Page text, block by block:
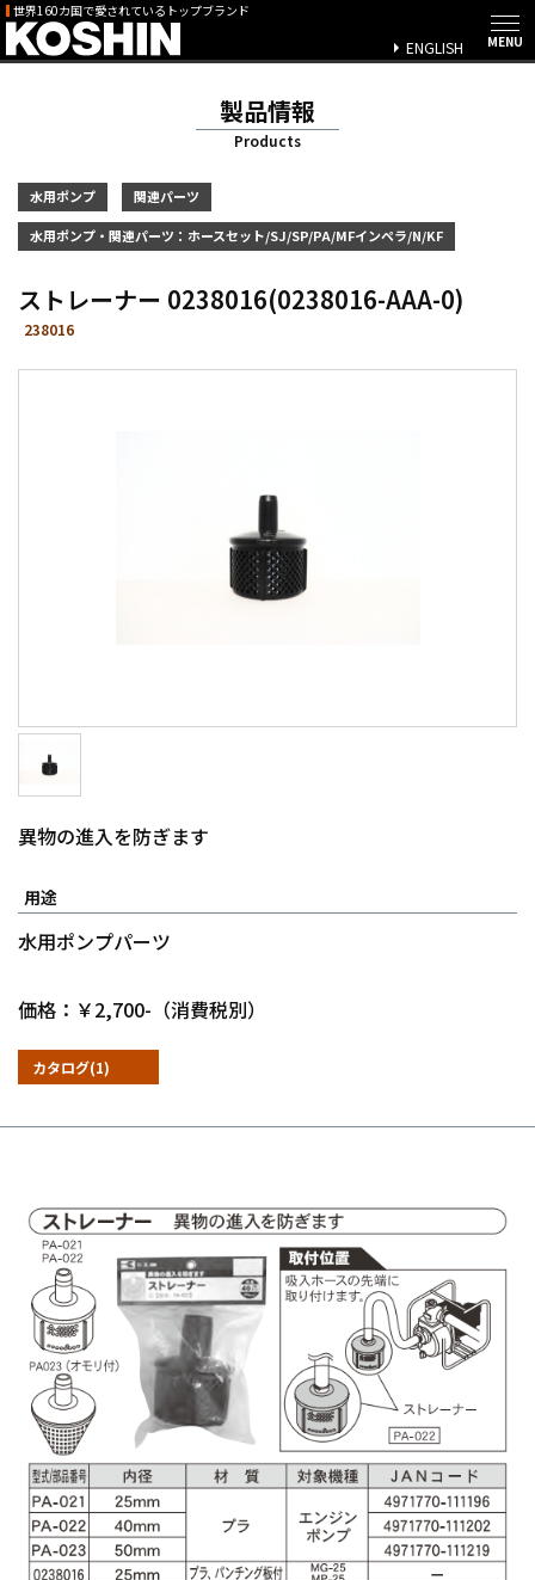
世界160カ国で愛されているトップブランド
ENGLISH
製品情報
Products
水用ポンプ 関連パーツ
水用ポンプ・関連パーツ：ホースセット/SJ/SP/PA/MFインペラ/N/KF
ストレーナー 0238016(0238016-AAA-0)
238016
異物の進入を防ぎます
用途
水用ポンプパーツ
価格：￥2,700-（消費税別）
カタログ(1)